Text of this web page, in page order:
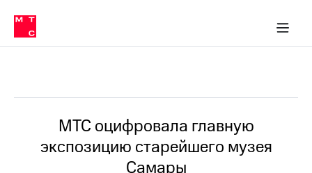
Медиа-центр
и акционерам
Устойчивое развитие
Комплаенс и деловая этика
компании
Карьера
История
компании
в МТС
Пресс-
релизы
МТС оцифровала главную
экспозицию старейшего музея
Самары